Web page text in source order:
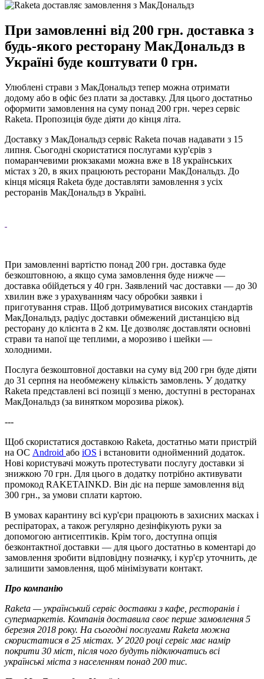
При замовленні від 200 грн. доставка з
будь-якого ресторану МакДональдз в
Україні буде коштувати 0 грн.
Улюблені страви з МакДональдз тепер можна отримати
додому або в офіс без плати за доставку. Для цього достатньо
оформити замовлення на суму понад 200 грн. через сервіс
Raketa. Пропозиція буде діяти до кінця літа.
Доставку з МакДональдз сервіс Raketa почав надавати з 15
липня. Сьогодні скористатися послугами кур'єрів з
помаранчевими рюкзаками можна вже в 18 українських
містах з 20, в яких працюють ресторани МакДональдз. До
кінця місяця Raketa буде доставляти замовлення з усіх
ресторанів МакДональдз в Україні.
При замовленні вартістю понад 200 грн. доставка буде
безкоштовною, а якщо сума замовлення буде нижче —
доставка обійдеться у 40 грн. Заявлений час доставки — до 30
хвилин вже з урахуванням часу обробки заявки і
приготування страв. Щоб дотримуватися високих стандартів
МакДональдз, радіус доставки обмежений дистанцією від
ресторану до клієнта в 2 км. Це дозволяє доставляти основні
страви та напої ще теплими, а морозиво і шейки —
холодними.
Послуга безкоштовної доставки на суму від 200 грн буде діяти
до 31 серпня на необмежену кількість замовлень. У додатку
Raketa представлені всі позиції з меню, доступні в ресторанах
МакДональдз (за винятком морозива ріжок).
---
Щоб скористатися доставкою Raketa, достатньо мати пристрій
на ОС Android або iOS і встановити однойменний додаток.
Нові користувачі можуть протестувати послугу доставки зі
знижкою 70 грн. Для цього в додатку потрібно активувати
промокод RAKETAINKD. Він діє на перше замовлення від
300 грн., за умови сплати картою.
В умовах карантину всі кур'єри працюють в захисних масках і
респіраторах, а також регулярно дезінфікують руки за
допомогою антисептиків. Крім того, доступна опція
безконтактної доставки — для цього достатньо в коментарі до
замовлення зробити відповідну позначку, і кур'єр уточнить, де
залишити замовлення, щоб мінімізувати контакт.
Про компанію
Raketa — український сервіс доставки з кафе, ресторанів і
супермаркетів. Компанія доставила своє перше замовлення 5
березня 2018 року. На сьогодні послугами Raketa можна
скористатися в 25 містах. У 2020 році сервіс має намір
покрити 30 міст, після чого будуть підключатись всі
українські міста з населенням понад 200 тис.